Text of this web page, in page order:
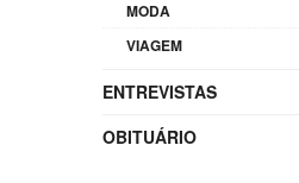
MODA
VIAGEM
ENTREVISTAS
OBITUÁRIO